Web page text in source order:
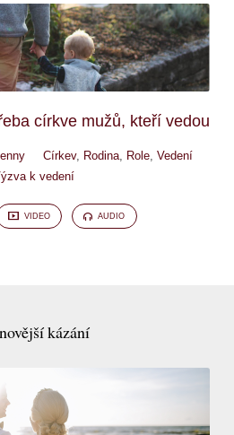
církve mužů, kteří vedou
Církev, Rodina Role Vedení
k vedení
VIDEO AUDIO
kázání